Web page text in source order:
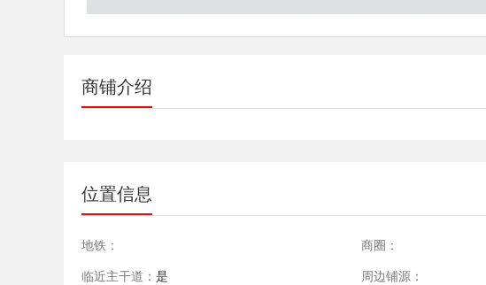
商铺介绍
位置信息
地铁： 商圈：
临近主干道： 是 周边铺源：